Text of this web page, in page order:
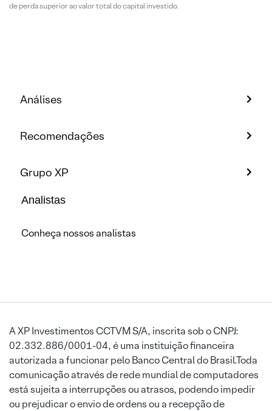
de perda superior ao valor total do capital investido.
Análises
Recomendações
Grupo XP
Analistas
Conheça nossos analistas
A XP Investimentos CCTVM S/A, inscrita sob o CNPJ:
02.332.886/0001-04, é uma instituição financeira
autorizada a funcionar pelo Banco Central do Brasil.Toda
comunicação através de rede mundial de computadores
está sujeita a interrupções ou atrasos, podendo impedir
ou prejudicar o envio de ordens ou a recepção de